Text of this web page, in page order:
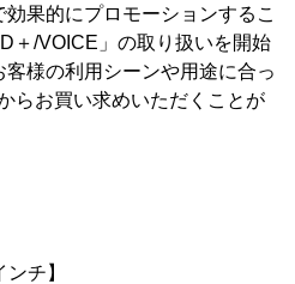
果的にプロモーションするこ
＋/VOICE」の取り扱いを開始
様の利用シーンや用途に合っ
らお買い求めいただくことが
チ】